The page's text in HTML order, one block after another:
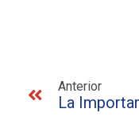
Anterior